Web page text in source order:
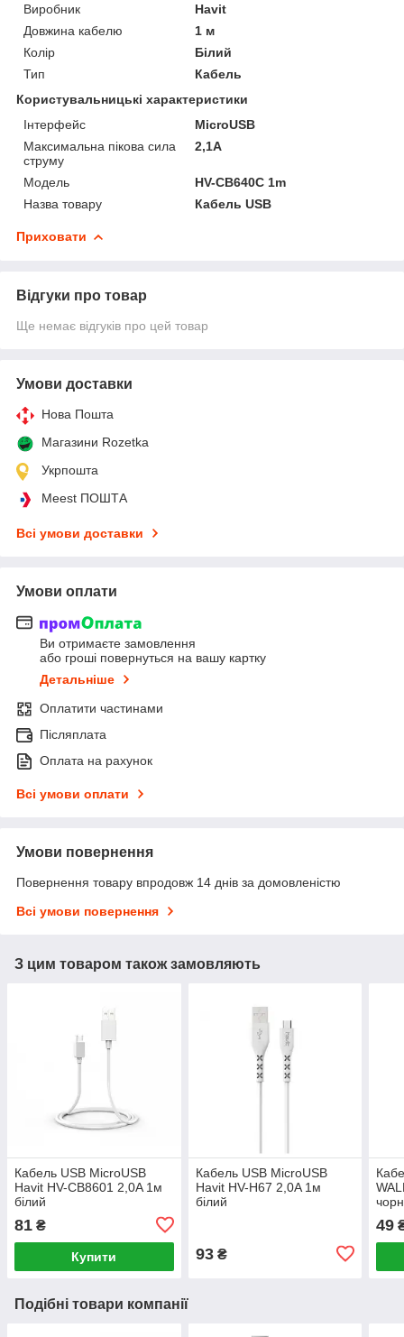
Виробник
Havit
Довжина кабелю
1 м
Колір
Білий
Тип
Кабель
Користувальницькі характеристики
Інтерфейс
MicroUSB
Максимальна пікова сила
струму
2,1А
Мoдель
HV-CB640C 1m
Назва товару
Кабель USB
Приховати
Відгуки про товар
Ще немає відгуків про цей товар
Умови доставки
Нова Пошта
Магазини Rozetka
Укрпошта
Meest ПОШТА
Всі умови доставки
Умови оплати
Ви отримаєте замовлення
або гроші повернуться на вашу картку
Детальніше
Оплатити частинами
Післяплата
Оплата на рахунок
Всі умови оплати
Умови повернення
Повернення товару впродовж 14 днів за домовленістю
Всі умови повернення
З цим товаром також замовляють
Кабель USB MicroUSB
Havit HV-CB8601 2,0A 1м
білий
81 ₴
Купити
Кабель USB MicroUSB
Havit HV-H67 2,0A 1м
білий
93₴
49
Подібні товари компанії